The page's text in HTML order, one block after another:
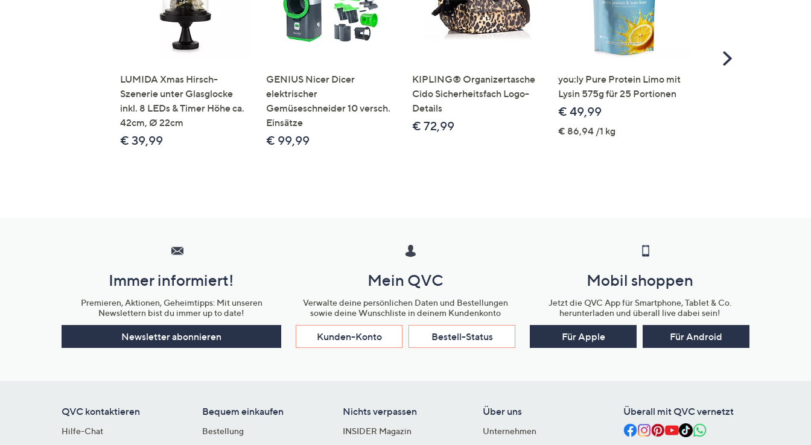
LUMIDA Xmas Hirsch-
Szenerie unter Glasglocke
inkl. 8 LEDs & Timer Höhe ca.
42cm, Ø 22cm
€ 39,99
GENIUS Nicer Dicer
elektrischer
Gemüseschneider 10 versch.
Einsätze
€ 99,99
KIPLING® Organizertasche
Cido Sicherheitsfach Logo-
Details
€ 72,99
you:ly Pure Protein Limo mit
Lysin 575g für 25 Portionen
€ 49,99
€ 86,94 /1 kg
Scroll
Unternehmensinformationen
Immer informiert!
Premieren, Aktionen, Geheimtipps: Mit unseren
Newslettern bist du immer up to date!
Newsletter abonnieren
Mein QVC
Verwalte deine persönlichen Daten und Bestellungen
sowie deine Wunschliste in deinem Kundenkonto
Kunden-Konto Bestell-Status
Mobil shoppen
Jetzt die QVC App für Smartphone, Tablet & Co.
herunterladen und überall live dabei sein!
Für Apple Für Android
QVC kontaktieren
Hilfe-Chat
Bequem einkaufen
Bestellung
Nichts verpassen
INSIDER Magazin
Über uns
Unternehmen
Überall mit QVC vernetzt